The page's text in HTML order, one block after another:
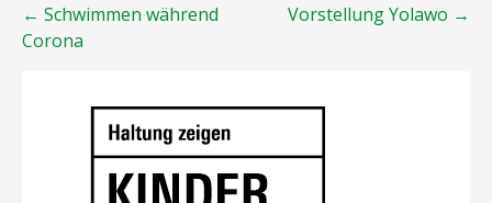
Beitragsnavigation
← Schwimmen während
Corona
Vorstellung Yolawo →